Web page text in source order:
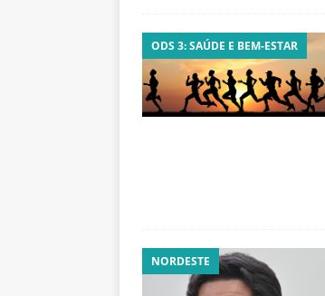
ODS 3: SAÚDE E BEM-ESTAR
NORDESTE